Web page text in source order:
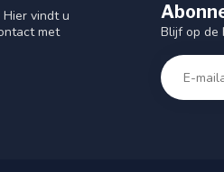
vindt u
met
Blijf op de